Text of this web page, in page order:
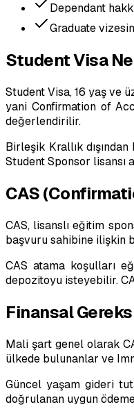
Dependant
Graduate
Student Visa
Student Visa, 16 yaş ve
yani Confirmation of
değerlendirilir.
Birleşik Krallık
Student Sponsor lisansı
CAS
CAS, lisanslı eğitim
başvuru sahibine ilişkin
CAS atama koşulları
depozitoyu isteyebilir.
Finansal
Mali şart genel olarak
ülkede bulunanlar ve
Güncel yaşam gideri
doğrulanan uygun